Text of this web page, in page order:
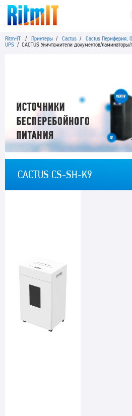
Ritm-IT / Принтеры / Cactus / Cactus Периферия,
UPS / CACTUS Уничтожители документов/ламинаторы/
CACTUS CS-SH-K9